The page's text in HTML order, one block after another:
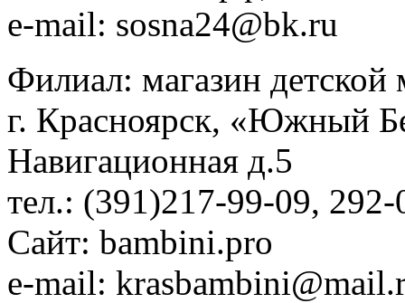
e-mail: sosna24@bk.ru
Филиал: магазин детской
г. Красноярск, «Южный
Навигационная д.5
тел.: (391)217-99-09,
Сайт: bambini.pro
e-mail: